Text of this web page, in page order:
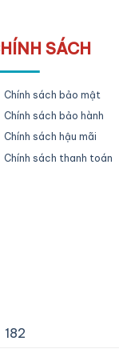
SÁCH
Chính sách bảo mật
Chính sách bảo hành
Chính sách hậu mãi
Chính sách thanh toán
182